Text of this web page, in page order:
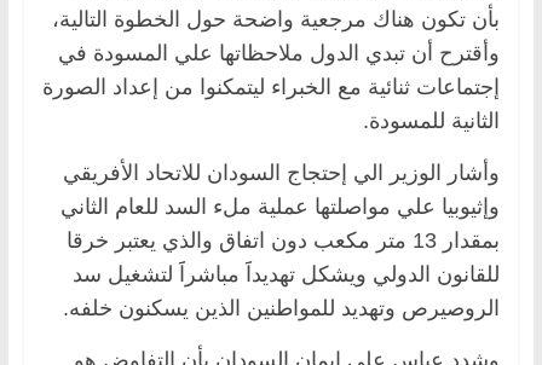
بأن تكون هناك مرجعية واضحة حول الخطوة التالية،
وأقترح أن تبدي الدول ملاحظاتها علي المسودة في
إجتماعات ثنائية مع الخبراء ليتمكنوا من إعداد الصورة
الثانية للمسودة.
وأشار الوزير الي إحتجاج السودان للاتحاد الأفريقي
وإثيوبيا علي مواصلتها عملية ملء السد للعام الثاني
بمقدار 13 متر مكعب دون اتفاق والذي يعتبر خرقا
للقانون الدولي ويشكل تهديداََ مباشراََ لتشغيل سد
الروصيرص وتهديد للمواطنين الذين يسكنون خلفه.